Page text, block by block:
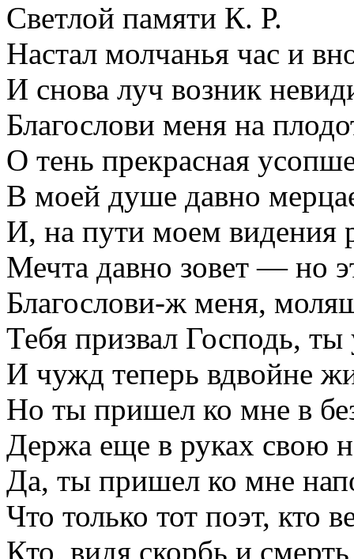
Светлой памяти К. Р.
Настал молчанья час и
И снова луч возник
Благослови меня на
О тень прекрасная
В моей душе давно
И, на пути моем видения
Мечта давно зовет — но
Благослови-ж меня,
Тебя призвал Господь, ты
И чужд теперь вдвойне
Но ты пришел ко мне в
Держа еще в руках свою
Да, ты пришел ко мне
Что только тот поэт, кто
Кто, видя скорбь и